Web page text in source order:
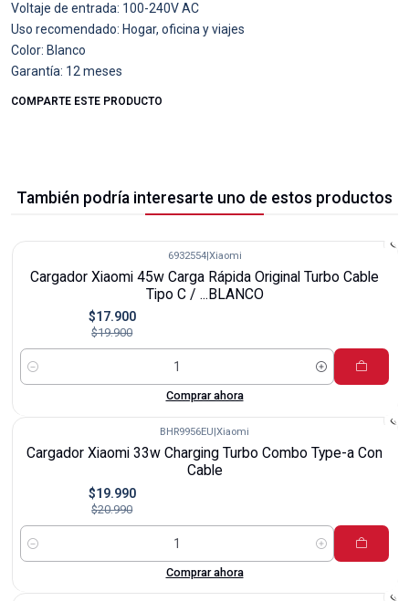
Voltaje de entrada: 100-240V AC
Uso recomendado: Hogar, oficina y viajes
Color: Blanco
Garantía: 12 meses
COMPARTE ESTE PRODUCTO
También podría interesarte uno de estos productos
6932554|Xiaomi
Cargador Xiaomi 45w Carga Rápida Original Turbo Cable
Tipo C / ...BLANCO
$17.900
$19.900
Cantidad
Comprar ahora
BHR9956EU|Xiaomi
Cargador Xiaomi 33w Charging Turbo Combo Type-a Con
Cable
$19.990
$20.990
Cantidad
Comprar ahora